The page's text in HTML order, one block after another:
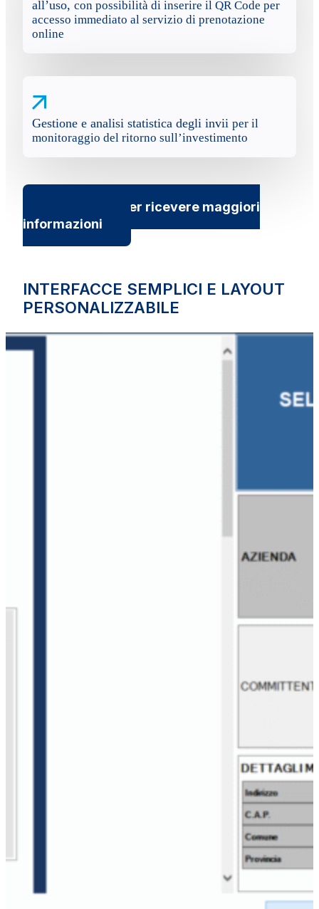
all’uso, con possibilità di inserire il QR Code per
accesso immediato al servizio di prenotazione
online
Gestione e analisi statistica degli invii per il
monitoraggio del ritorno sull’investimento
Contattaci per ricevere maggiori
informazioni
INTERFACCE SEMPLICI E LAYOUT
PERSONALIZZABILE